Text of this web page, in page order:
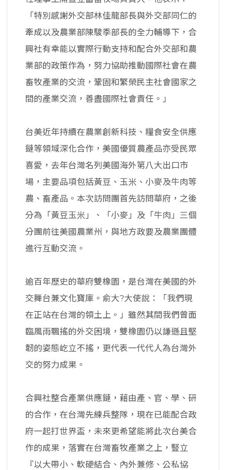
「特別感謝外交部林佳龍部長與外交部同仁的
牽成以及農業部陳駿季部長的全力輔導下，合
興社有幸能以實際行動支持和配合外交部和農
業部的政策作為，努力協助推動國際社會在農
畜牧產業的交流，鞏固和繁榮民主社會國家之
間的產業交流，善盡國際社會責任。」
台美近年持續在農業創新科技、糧食安全供應
鏈等領域深化合作，美國優質農產品亦受民眾
喜愛，去年台灣名列美國海外第八大出口市
場，主要品項包括黃豆、玉米、小麥及牛肉等
農、畜產品。本次訪問團首先訪問華府，之後
分為「黃豆玉米」、「小麥」及「牛肉」三個
分團前往美國農業州，與地方政要及農業團體
進行互動交流。
逾百年歷史的華府雙橡園，是台灣在美國的外
交舞台兼文化寶庫。俞大?大使說：「我們現
在正站在台灣的領土上。」雖然其間我們曾面
臨風雨飄搖的外交困境，雙橡園仍以謙遜且堅
韌的姿態屹立不搖，更代表一代代人為台灣外
交的努力成果。
合興社整合產業供應鏈，藉由產、官、學、研
的合作，在台灣先練兵整隊，現在已能配合政
府一起打世界盃，未來更希望能將此次台美合
作的成果，落實在台灣畜牧產業之上，豎立
『以大帶小、軟硬結合、內外兼修、公私協